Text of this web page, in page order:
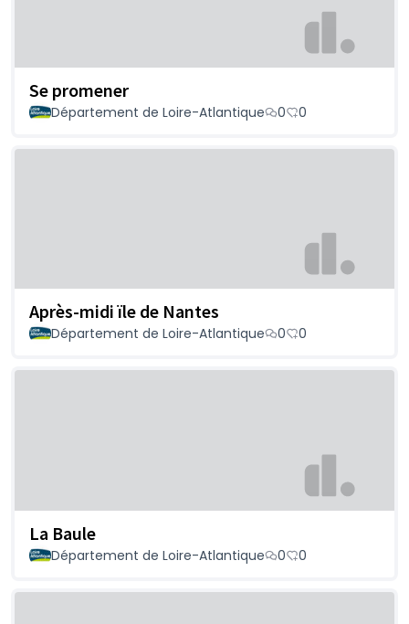
Se promener
Département de Loire-Atlantique 0 0
Après-midi ïle de Nantes
Département de Loire-Atlantique 0 0
La Baule
Département de Loire-Atlantique 0 0